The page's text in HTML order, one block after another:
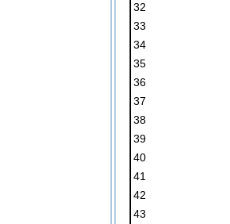
32
33
34
35
36
37
38
39
40
41
42
43